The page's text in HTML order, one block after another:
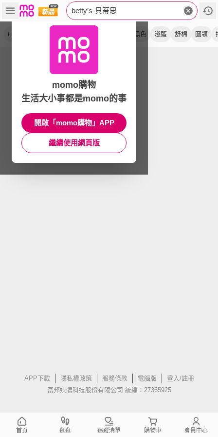
betty’s-貝蒂思
t shirt 黑色 淺藍 舒棉 圓領
APP下載 隱私權政策 服務條款 電腦版
登入/註冊
富邦媒體科技股份有限公司 統編：27365925
momo購物
生活大小事都是momo的事
開啟「momo購物」APP
繼續使用網頁版
首頁 逛逛 追蹤清單 購物車 會員中心